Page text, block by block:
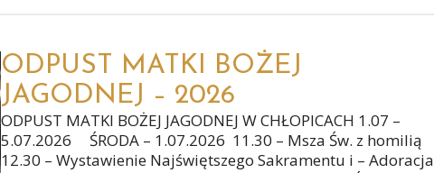
ODPUST MATKI BOŻEJ
JAGODNEJ – 2026
ODPUST MATKI BOŻEJ JAGODNEJ W CHŁOPICACH 1.07 –
5.07.2026 ŚRODA – 1.07.2026 11.30 – Msza Św. z homilią
12.30 – Wystawienie Najświętszego Sakramentu i – Adoracja